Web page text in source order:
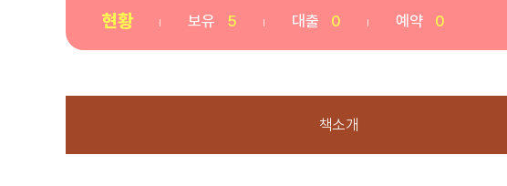
현황 보유 5 대출 0 예약 0
책소개